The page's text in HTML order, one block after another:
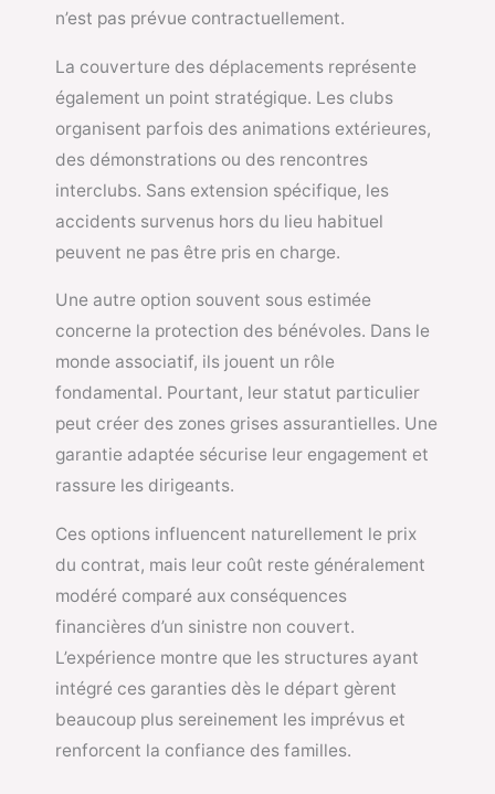
n’est pas prévue contractuellement.
La couverture des déplacements représente
également un point stratégique. Les clubs
organisent parfois des animations extérieures,
des démonstrations ou des rencontres
interclubs. Sans extension spécifique, les
accidents survenus hors du lieu habituel
peuvent ne pas être pris en charge.
Une autre option souvent sous estimée
concerne la protection des bénévoles. Dans le
monde associatif, ils jouent un rôle
fondamental. Pourtant, leur statut particulier
peut créer des zones grises assurantielles. Une
garantie adaptée sécurise leur engagement et
rassure les dirigeants.
Ces options influencent naturellement le prix
du contrat, mais leur coût reste généralement
modéré comparé aux conséquences
financières d’un sinistre non couvert.
L’expérience montre que les structures ayant
intégré ces garanties dès le départ gèrent
beaucoup plus sereinement les imprévus et
renforcent la confiance des familles.